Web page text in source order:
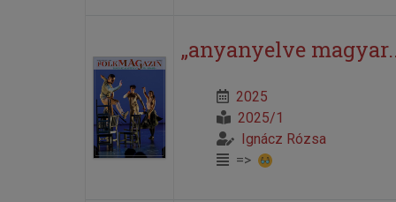
„anyanyelve
2025
2025/1
Ignácz Rózsa
=>